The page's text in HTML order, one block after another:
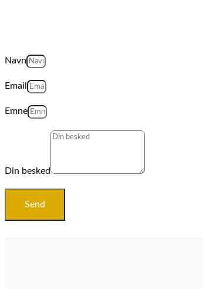
Navn
Email
Emne
Din besked
Send